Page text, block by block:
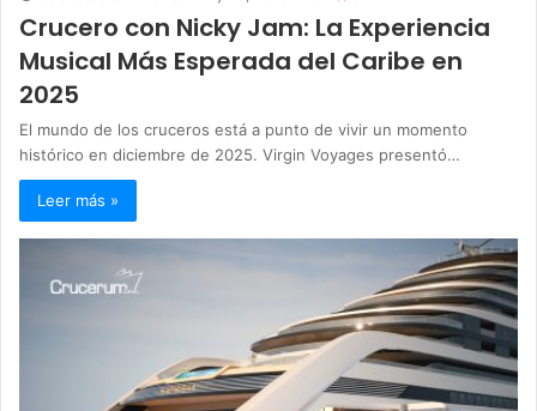
Crucero con Nicky Jam: La Experiencia
Musical Más Esperada del Caribe en
2025
El mundo de los cruceros está a punto de vivir un momento
histórico en diciembre de 2025. Virgin Voyages presentó…
Leer más »